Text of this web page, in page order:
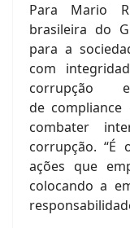
Para Mario
brasileira do
para a
com
de
combater
corrupção. “É
ações que
colocando a